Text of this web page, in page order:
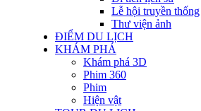
Lễ hội truyền thống
Thư viện ảnh
ĐIỂM DU LỊCH
KHÁM PHÁ
Khám phá 3D
Phim 360
Phim
Hiện vật